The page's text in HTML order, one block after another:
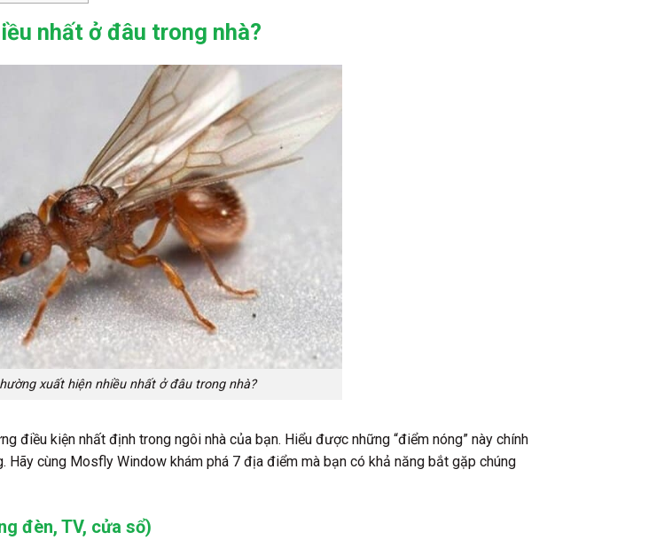
nhất ở đâu trong nhà?
xuất hiện nhiều nhất ở đâu trong nhà?
điều kiện nhất định trong ngôi nhà của bạn. Hiểu được những “điểm nóng” này chính
cùng Mosfly Window khám phá 7 địa điểm mà bạn có khả năng bắt gặp chúng
đèn, TV, cửa sổ)